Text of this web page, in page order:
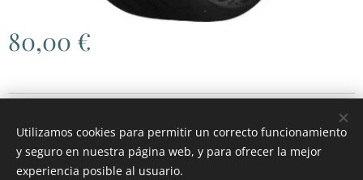
80,00 €
Cookies
Utilizamos cookies para permitir un correcto funcionamiento
y seguro en nuestra página web, y para ofrecer la mejor
experiencia posible al usuario.